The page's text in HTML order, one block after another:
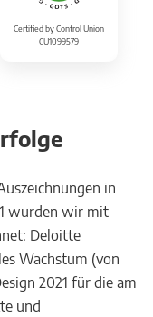
Certified by Control Union
CU1099579
in
wurden wir mit
Deloitte
Wachstum (von
2021 für die am
und